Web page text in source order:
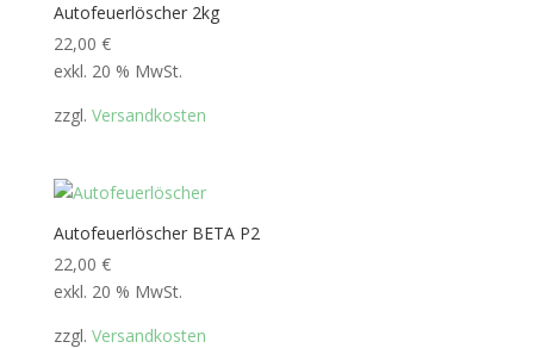
Autofeuerlöscher 2kg
22,00 €
exkl. 20 % MwSt.
zzgl. Versandkosten
Autofeuerlöscher BETA P2
22,00 €
exkl. 20 % MwSt.
zzgl. Versandkosten